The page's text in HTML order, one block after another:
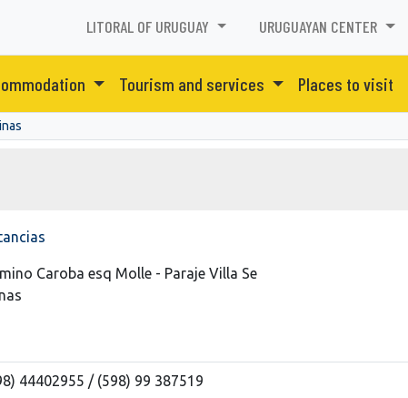
LITORAL OF URUGUAY URUGUAYAN CENTER
Tourism and services Places to visit
Caroba esq Molle - Paraje Villa Se
44402955 / (598) 99 387519